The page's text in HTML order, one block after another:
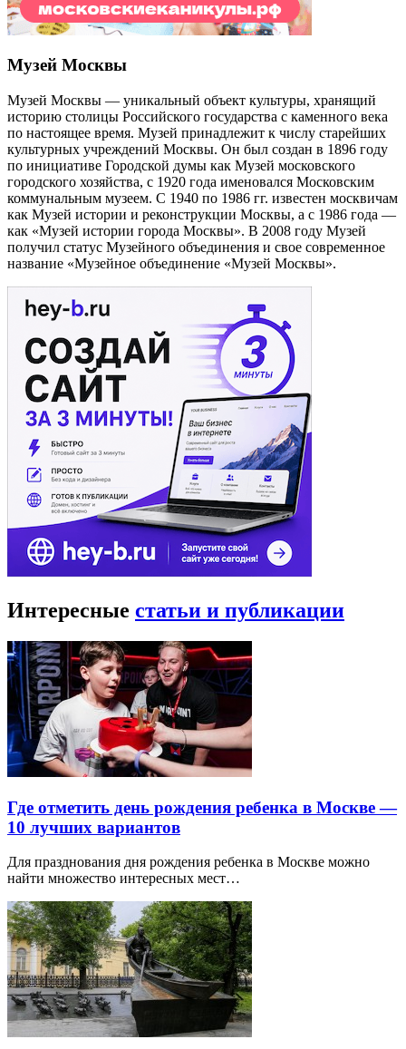
Музей Москвы
Музей Москвы — уникальный объект культуры, хранящий
историю столицы Российского государства с каменного века
по настоящее время. Музей принадлежит к числу старейших
культурных учреждений Москвы. Он был создан в 1896 году
по инициативе Городской думы как Музей московского
городского хозяйства, с 1920 года именовался Московским
коммунальным музеем. С 1940 по 1986 гг. известен москвичам
как Музей истории и реконструкции Москвы, а с 1986 года —
как «Музей истории города Москвы». В 2008 году Музей
получил статус Музейного объединения и свое современное
название «Музейное объединение «Музей Москвы».
Интересные статьи и публикации
Где отметить день рождения ребенка в Москве —
10 лучших вариантов
Для празднования дня рождения ребенка в Москве можно
найти множество интересных мест…